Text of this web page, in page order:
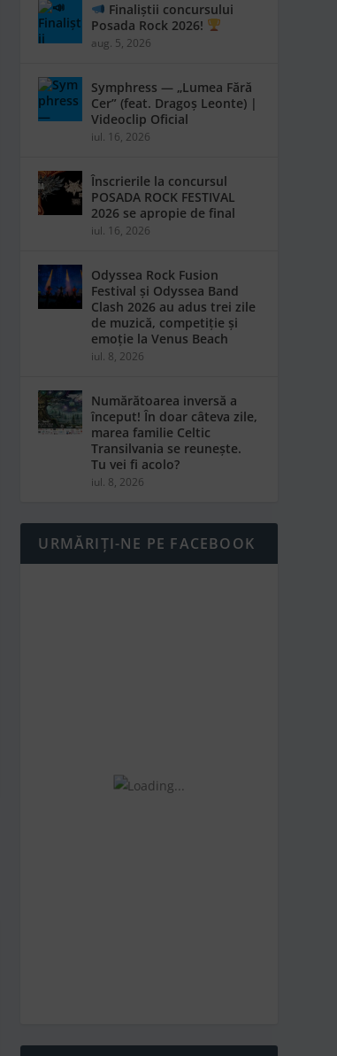
Finaliștii concursului
Posada Rock 2026!
aug. 5, 2026
Symphress — „Lumea Fără
Cer” (feat. Dragoș Leonte) |
Videoclip Oficial
iul. 16, 2026
Înscrierile la concursul
POSADA ROCK FESTIVAL
2026 se apropie de final
iul. 16, 2026
Odyssea Rock Fusion
Festival și Odyssea Band
Clash 2026 au adus trei zile
de muzică, competiție și
emoție la Venus Beach
iul. 8, 2026
Numărătoarea inversă a
început! În doar câteva zile,
marea familie Celtic
Transilvania se reunește.
Tu vei fi acolo?
iul. 8, 2026
URMĂRIȚI-NE PE FACEBOOK